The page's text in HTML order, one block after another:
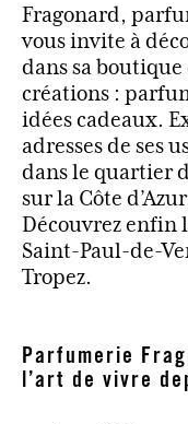
Fragonard,
vous invite à
dans sa boutique
créations :
idées cadeaux.
adresses de ses
dans le quartier
sur la Côte
Découvrez enfin
Saint-Paul-de-
Tropez.
Parfumerie
l’art de vivre